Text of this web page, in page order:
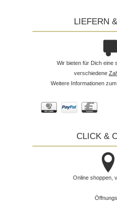
LIEFERN
Wir bieten für Dich eine
verschiedene
Weitere Informationen zum
CLICK &
Online shoppen,